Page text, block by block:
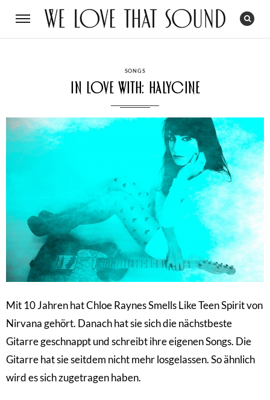
CATEGORIES
SONGS
In Love with: Halycine
Mit 10 Jahren hat Chloe Raynes Smells Like Teen Spirit von
Nirvana gehört. Danach hat sie sich die nächstbeste
Gitarre geschnappt und schreibt ihre eigenen Songs. Die
Gitarre hat sie seitdem nicht mehr losgelassen. So ähnlich
wird es sich zugetragen haben.